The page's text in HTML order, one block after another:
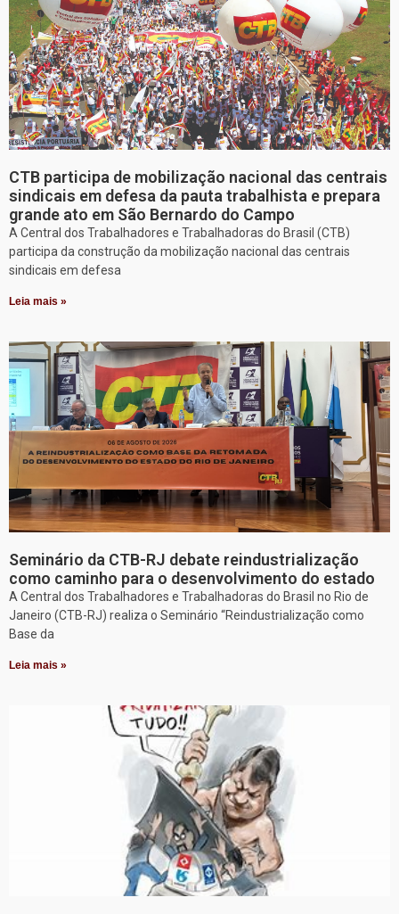
CTB participa de mobilização nacional das centrais
sindicais em defesa da pauta trabalhista e prepara
grande ato em São Bernardo do Campo
A Central dos Trabalhadores e Trabalhadoras do Brasil (CTB)
participa da construção da mobilização nacional das centrais
sindicais em defesa
Leia mais »
Seminário da CTB-RJ debate reindustrialização
como caminho para o desenvolvimento do estado
A Central dos Trabalhadores e Trabalhadoras do Brasil no Rio de
Janeiro (CTB-RJ) realiza o Seminário “Reindustrialização como
Base da
Leia mais »